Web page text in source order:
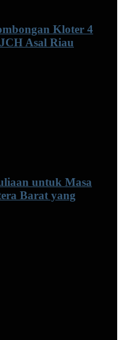
Kloter 4
Asal Riau
untuk Masa
Barat yang